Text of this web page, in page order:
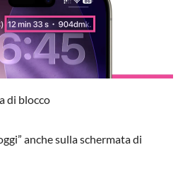
di blocco
anche sulla schermata di